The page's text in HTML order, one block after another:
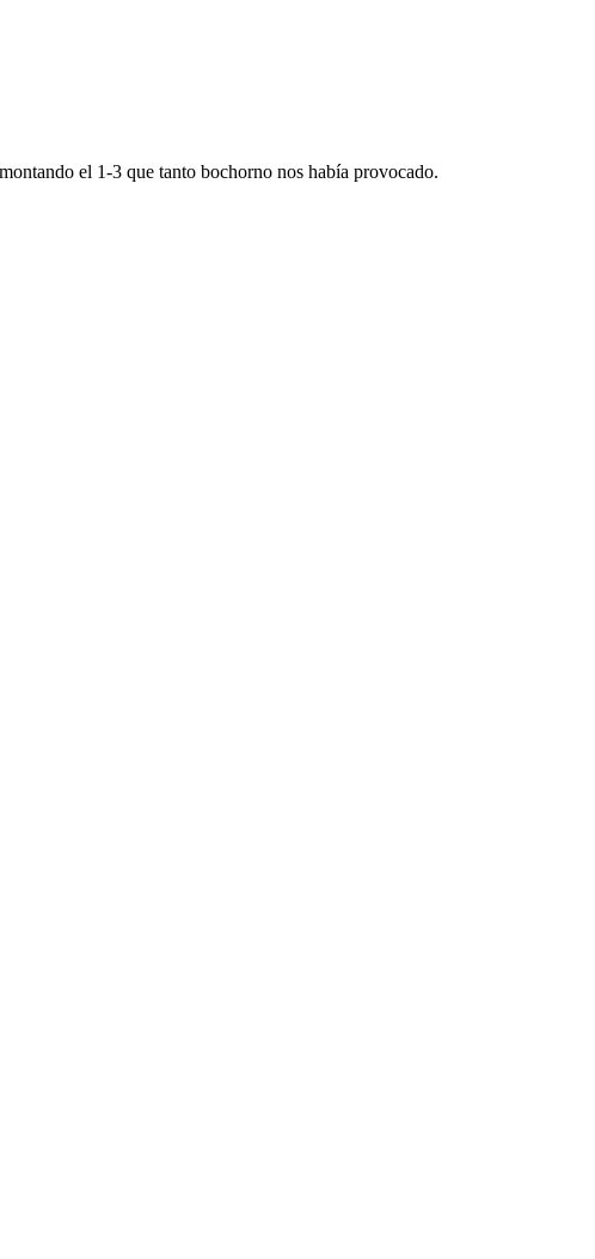
el 1-3 que tanto bochorno nos había provocado.